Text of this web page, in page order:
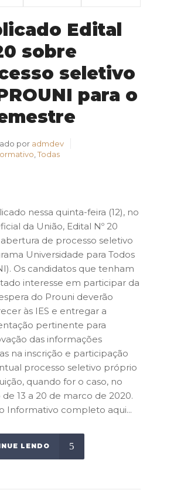
Edital
sobre
seletivo
para o
por admdev
,Todas
nessa quinta-feira (12), no
da União, Edital Nº 20
de processo seletivo
Universidade para Todos
Os candidatos que tenham
interesse em participar da
do Prouni deverão
às IES e entregar a
pertinente para
das informações
na inscrição e participação
processo seletivo próprio
quando for o caso, no
13 a 20 de marco de 2020.
Informativo completo aqui...
LENDO